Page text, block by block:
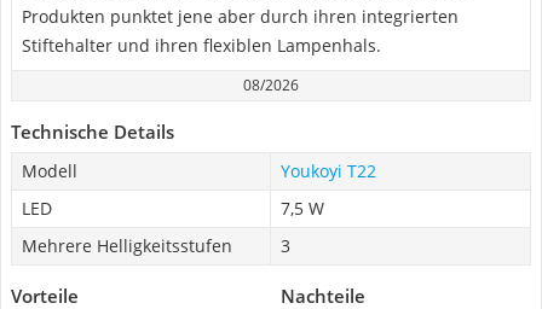
Produkten punktet jene aber durch ihren integrierten
Stiftehalter und ihren flexiblen Lampenhals.
08/2026
Technische Details
Modell
Youkoyi ‎T22
LED
7,5 W
Mehrere Helligkeitsstufen
3
Vorteile Nachteile